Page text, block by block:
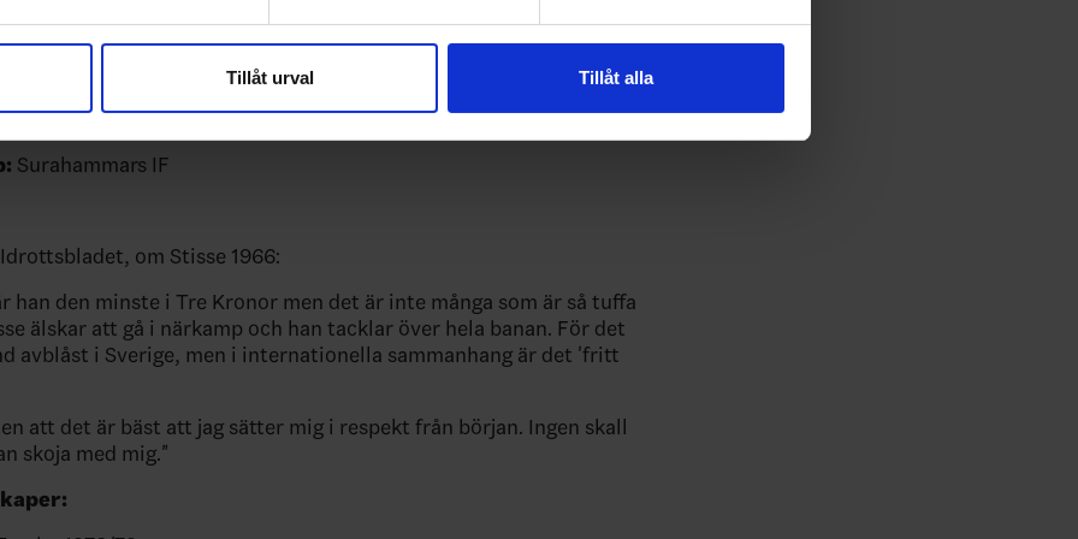
trafik. Vi vidarebefordrar även sådana identifierare och annan information från din enhet
och analysföretag som vi samarbetar med. Dessa kan i sin tur kombinera informationen
Tillåt urval Tillåt alla
i Södertälje
Telgebragden i hemstaden Södertälje 1966
följande klubbar:Surahammars IF, Södertälje SK
Surahammars IF
om Stisse 1966:
han den minste i Tre Kronor men det är inte många som är så tuffa
älskar att gå i närkamp och han tacklar över hela banan. För det
avblåst i Sverige, men i internationella sammanhang är det 'fritt
att det är bäst att jag sätter mig i respekt från början. Ingen skall
skoja med mig."